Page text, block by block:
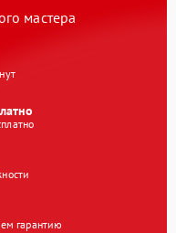
мастера
гарантию